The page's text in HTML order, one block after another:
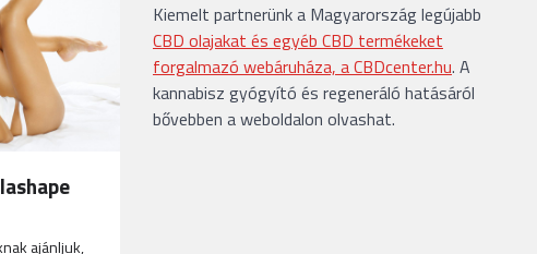
ajánljuk,
Kiemelt partnerünk a Magyarország legújabb
CBD olajakat és egyéb CBD termékeket
forgalmazó webáruháza, a CBDcenter.hu. A
kannabisz gyógyító és regeneráló hatásáról
bővebben a weboldalon olvashat.